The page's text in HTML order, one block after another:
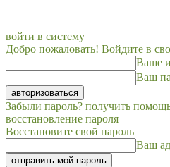
войти в систему
Добро пожаловать! Войдите в
Ваше
Ваш
Забыли пароль? получить
восстановление пароля
Восстановите свой пароль
Ваш